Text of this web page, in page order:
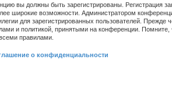
вы должны быть зарегистрированы. Регистрация
широкие возможности. Администратором
для зарегистрированных пользователей. Прежде
и политикой, принятыми на конференции.
правилами.
о конфиденциальности